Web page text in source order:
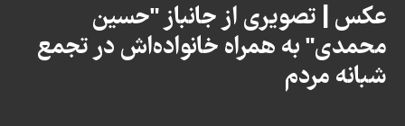
عکس | تصویری از جانباز "حسین
محمدی" به همراه خانواده‌اش در تجمع
شبانه مردم